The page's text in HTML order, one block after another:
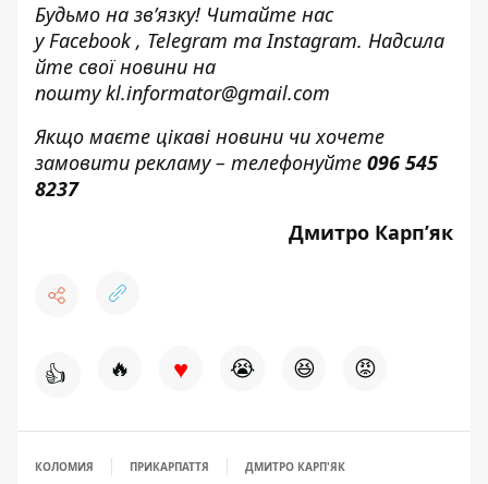
Будьмо на зв’язку! Читайте нас
уFacebook, Telegram таInstagram. Надсила
йте свої новини на
поштуkl.informator@gmail.com
Якщо маєте цікаві новини чи хочете
замовити рекламу – телефонуйте 096 545
8237
Дмитро Карп’як
👍 🔥 ♥ 😭 😆 😡
КОЛОМИЯ ПРИКАРПАТТЯ ДМИТРО КАРП'ЯК